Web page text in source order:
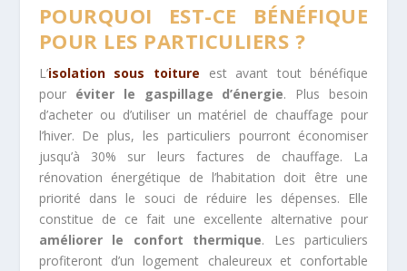
POURQUOI EST-CE BÉNÉFIQUE
POUR LES PARTICULIERS ?
L’isolation sous toiture est avant tout bénéfique
pour éviter le gaspillage d’énergie. Plus besoin
d’acheter ou d’utiliser un matériel de chauffage pour
l’hiver. De plus, les particuliers pourront économiser
jusqu’à 30% sur leurs factures de chauffage. La
rénovation énergétique de l’habitation doit être une
priorité dans le souci de réduire les dépenses. Elle
constitue de ce fait une excellente alternative pour
améliorer le confort thermique. Les particuliers
profiteront d’un logement chaleureux et confortable